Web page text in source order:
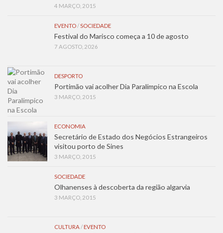
4 MARÇO, 2015
EVENTO/SOCIEDADE
Festival do Marisco começa a 10 de agosto
7 AGOSTO, 2026
DESPORTO
Portimão vai acolher Dia Paralímpico na Escola
3 MARÇO, 2015
ECONOMIA
Secretário de Estado dos Negócios Estrangeiros
visitou porto de Sines
3 MARÇO, 2015
SOCIEDADE
Olhanenses à descoberta da região algarvia
3 MARÇO, 2015
CULTURA/ EVENTO